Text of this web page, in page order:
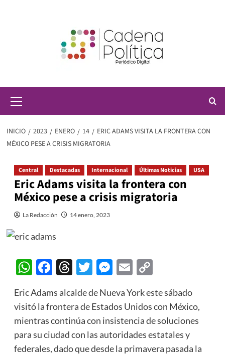
principal
INICIO 2023 ENERO 14
ERIC ADAMS VISITA LA FRONTERA CON
MÉXICO PESE A CRISIS MIGRATORIA
Central Destacadas Internacional Últimas Noticias USA
Eric Adams visita la frontera con
México pese a crisis migratoria
La Redacción 14 enero, 2023
WhatsApp
Facebook
Threads
Twitter
Messenger
EmailCopy
Eric Adams alcalde de Nueva York este sábado
visitó la frontera de Estados Unidos con México,
mientras continúa con insistencia de soluciones
para su ciudad con las autoridades estatales y
federales, dado que desde la primavera pasada la